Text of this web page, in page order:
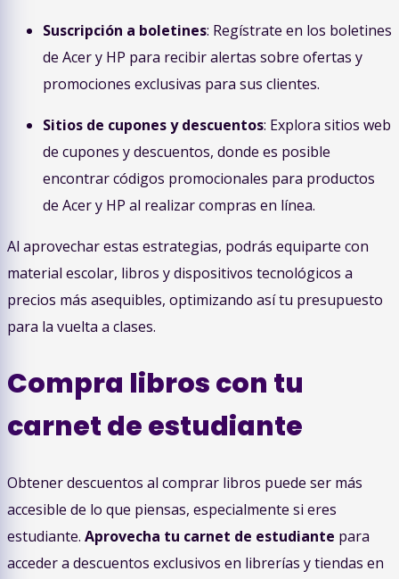
Suscripción a boletines: Regístrate en los boletines
de Acer y HP para recibir alertas sobre ofertas y
promociones exclusivas para sus clientes.
Sitios de cupones y descuentos: Explora sitios web
de cupones y descuentos, donde es posible
encontrar códigos promocionales para productos
de Acer y HP al realizar compras en línea.
Al aprovechar estas estrategias, podrás equiparte con
material escolar, libros y dispositivos tecnológicos a
precios más asequibles, optimizando así tu presupuesto
para la vuelta a clases.
Compra libros con tu
carnet de estudiante
Obtener descuentos al comprar libros puede ser más
accesible de lo que piensas, especialmente si eres
estudiante. Aprovecha tu carnet de estudiante para
acceder a descuentos exclusivos en librerías y tiendas en